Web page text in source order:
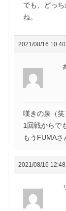
でも、どっ
ね。
2021/08/16
嘆きの泉（
1回戦からで
もうFUMAさ
2021/08/16